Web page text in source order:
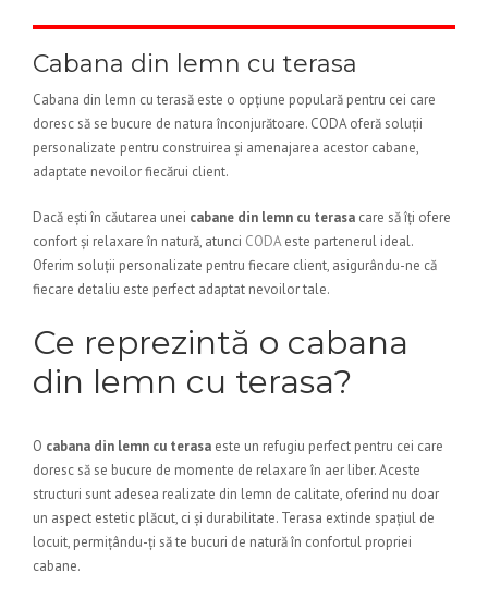
Cabana din lemn cu terasa
Cabana din lemn cu terasă este o opțiune populară pentru cei care
doresc să se bucure de natura înconjurătoare. CODA oferă soluții
personalizate pentru construirea și amenajarea acestor cabane,
adaptate nevoilor fiecărui client.
Dacă ești în căutarea unei cabane din lemn cu terasa care să îți ofere
confort și relaxare în natură, atunci CODAeste partenerul ideal.
Oferim soluții personalizate pentru fiecare client, asigurându-ne că
fiecare detaliu este perfect adaptat nevoilor tale.
Ce reprezintă o cabana
din lemn cu terasa?
O cabana din lemn cu terasa este un refugiu perfect pentru cei care
doresc să se bucure de momente de relaxare în aer liber. Aceste
structuri sunt adesea realizate din lemn de calitate, oferind nu doar
un aspect estetic plăcut, ci și durabilitate. Terasa extinde spațiul de
locuit, permițându-ți să te bucuri de natură în confortul propriei
cabane.